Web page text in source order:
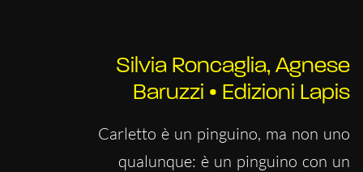
Silvia Roncaglia, Agnese
Baruzzi • Edizioni Lapis
Carletto è un pinguino, ma non uno
qualunque: è un pinguino con un